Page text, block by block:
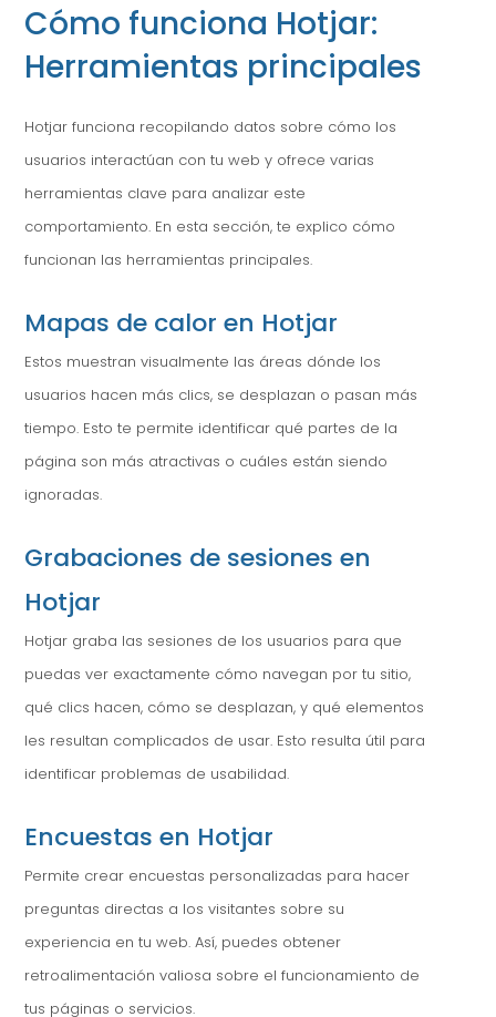
Cómo funciona Hotjar:
Herramientas principales
Hotjar funciona recopilando datos sobre cómo los
usuarios interactúan con tu web y ofrece varias
herramientas clave para analizar este
comportamiento. En esta sección, te explico cómo
funcionan las herramientas principales.
Mapas de calor en Hotjar
Estos muestran visualmente las áreas dónde los
usuarios hacen más clics, se desplazan o pasan más
tiempo. Esto te permite identificar qué partes de la
página son más atractivas o cuáles están siendo
ignoradas.
Grabaciones de sesiones en
Hotjar
Hotjar graba las sesiones de los usuarios para que
puedas ver exactamente cómo navegan por tu sitio,
qué clics hacen, cómo se desplazan, y qué elementos
les resultan complicados de usar. Esto resulta útil para
identificar problemas de usabilidad.
Encuestas en Hotjar
Permite crear encuestas personalizadas para hacer
preguntas directas a los visitantes sobre su
experiencia en tu web. Así, puedes obtener
retroalimentación valiosa sobre el funcionamiento de
tus páginas o servicios.